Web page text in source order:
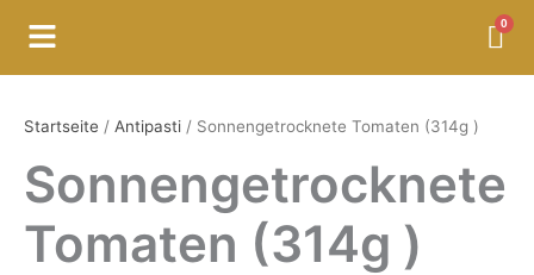
Inhalt
springen
Menü
Startseite / Antipasti / Sonnengetrocknete Tomaten (314g )
Sonnengetrocknete
Tomaten (314g )